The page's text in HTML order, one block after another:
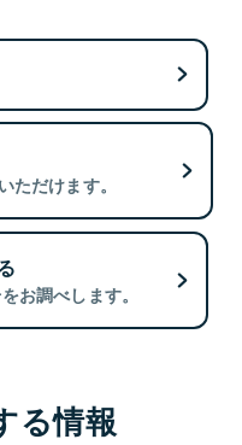
ただけます。
お調べします。
る情報